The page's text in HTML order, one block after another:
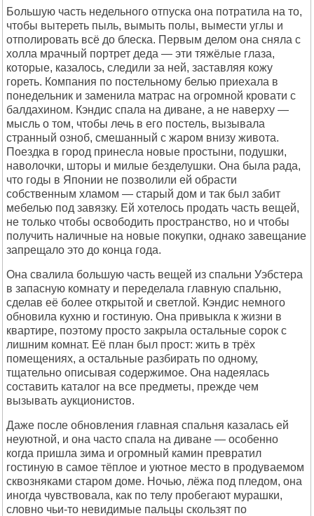
Большую часть недельного отпуска она потратила на то,
чтобы вытереть пыль, вымыть полы, вымести углы и
отполировать всё до блеска. Первым делом она сняла с
холла мрачный портрет деда — эти тяжёлые глаза,
которые, казалось, следили за ней, заставляя кожу
гореть. Компания по постельному белью приехала в
понедельник и заменила матрас на огромной кровати с
балдахином. Кэндис спала на диване, а не наверху —
мысль о том, чтобы лечь в его постель, вызывала
странный озноб, смешанный с жаром внизу живота.
Поездка в город принесла новые простыни, подушки,
наволочки, шторы и милые безделушки. Она была рада,
что годы в Японии не позволили ей обрасти
собственным хламом — старый дом и так был забит
мебелью под завязку. Ей хотелось продать часть вещей,
не только чтобы освободить пространство, но и чтобы
получить наличные на новые покупки, однако завещание
запрещало это до конца года.
Она свалила большую часть вещей из спальни Уэбстера
в запасную комнату и переделала главную спальню,
сделав её более открытой и светлой. Кэндис немного
обновила кухню и гостиную. Она привыкла к жизни в
квартире, поэтому просто закрыла остальные сорок с
лишним комнат. Её план был прост: жить в трёх
помещениях, а остальные разбирать по одному,
тщательно описывая содержимое. Она надеялась
составить каталог на все предметы, прежде чем
вызывать аукционистов.
Даже после обновления главная спальня казалась ей
неуютной, и она часто спала на диване — особенно
когда пришла зима и огромный камин превратил
гостиную в самое тёплое и уютное место в продуваемом
сквозняками старом доме. Ночью, лёжа под пледом, она
иногда чувствовала, как по телу пробегают мурашки,
словно чьи-то невидимые пальцы скользят по